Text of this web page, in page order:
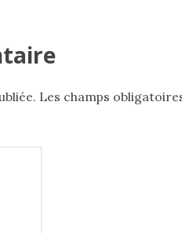
Les champs